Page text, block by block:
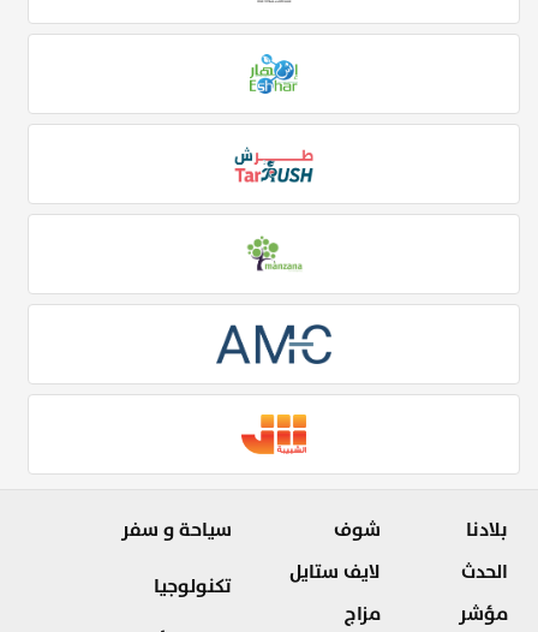
بلادنا
الحدث
مؤشر
شوف
لايف ستايل
مزاج
سياحة و سفر
تكنولوجيا